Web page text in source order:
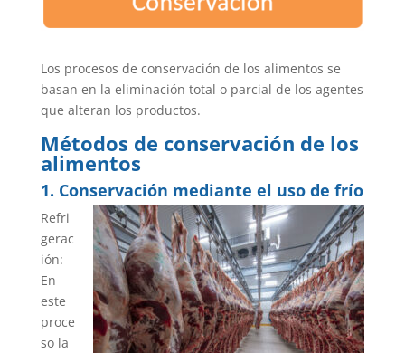
Los procesos de conservación de los alimentos se
basan en la eliminación total o parcial de los agentes
que alteran los productos.
Métodos de conservación de los
alimentos
1. Conservación mediante el uso de frío
Refri
gerac
ión:
En
este
proce
so la